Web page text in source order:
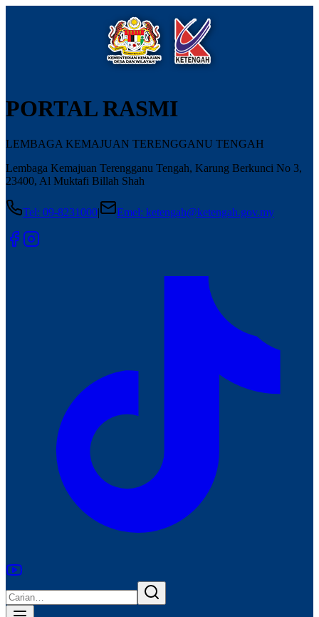
PORTAL RASMI
LEMBAGA KEMAJUAN TERENGGANU TENGAH
Lembaga Kemajuan Terengganu Tengah, Karung Berkunci No 3,
23400, Al Muktafi Billah Shah
Tel: 09-8231000| Emel: ketengah@ketengah.gov.my